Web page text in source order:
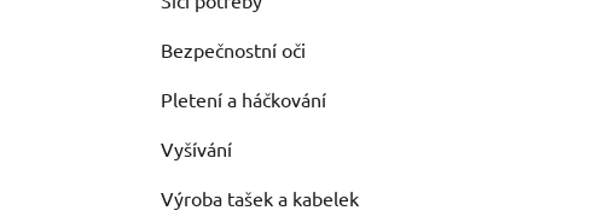
Bezpečnostní oči
Pletení a háčkování
Vyšívání
Výroba tašek a kabelek